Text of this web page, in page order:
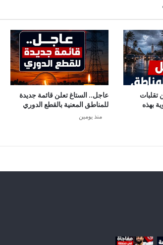
تقلبات
بهذه
عاجل.. الستاغ تعلن قائمة جديدة
للمناطق المعنية بالقطع الدوري
منذ يومين